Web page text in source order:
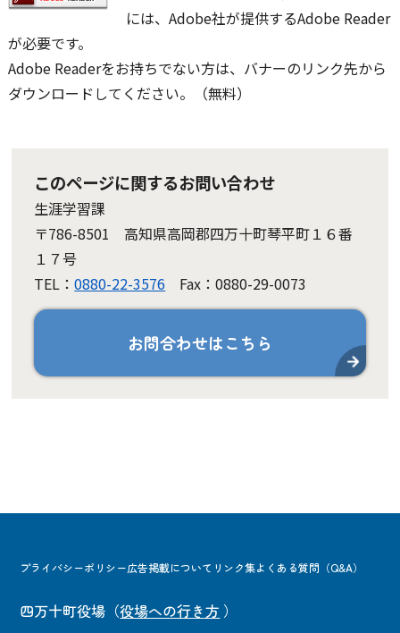
には、Adobe社が提供するAdobe Reader
が必要です。
Adobe Readerをお持ちでない方は、バナーのリンク先から
ダウンロードしてください。（無料）
このページに関するお問い合わせ
生涯学習課
〒786-8501 高知県高岡郡四万十町琴平町１６番
１７号
TEL：0880-22-3576 Fax：0880-29-0073
お問合わせはこちら
プライバシーポリシー広告掲載について リンク集よくある質問（Q&A）
四万十町役場 （役場への行き方 ）